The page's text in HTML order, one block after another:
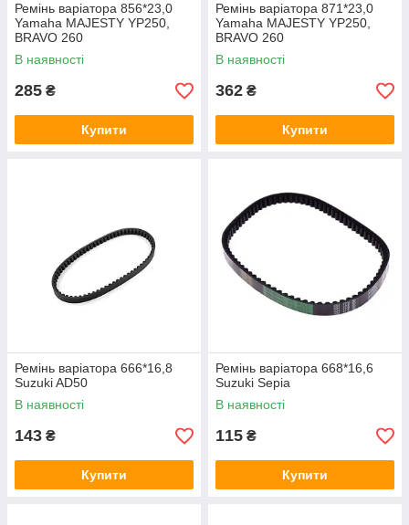
Ремінь варіатора 856*23,0
Yamaha MAJESTY YP250,
BRAVO 260
В наявності
285 ₴
Купити
Ремінь варіатора 871*23,0
Yamaha MAJESTY YP250,
BRAVO 260
В наявності
362 ₴
Купити
Ремінь варіатора 666*16,8
Suzuki AD50
В наявності
143 ₴
Купити
Ремінь варіатора 668*16,6
Suzuki Sepia
В наявності
115 ₴
Купити